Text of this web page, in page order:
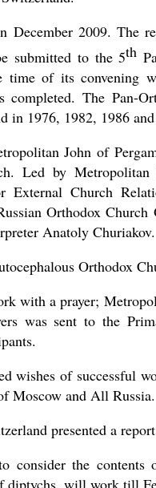
December 2009. The
submitted to the 5th
time of its convening
The Pan-
in 1976, 1982, 1986
John of
Led by
External Church
Orthodox
Anatoly Churiakov.
Orthodox
with a prayer;
was sent to the
wishes of successful
Moscow and All Russia.
presented a
consider the
diptychs, will work till